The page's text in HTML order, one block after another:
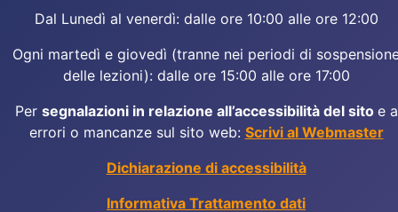
Dal Lunedì al venerdì: dalle ore 10:00 alle ore 12:00
Ogni martedì e giovedì (tranne nei periodi di
delle lezioni): dalle ore 15:00 alle ore 17:00
Per segnalazioni in relazione all’accessibilità del sito e a
errori o mancanze sul sito web: Scrivi al Webmaster
Dichiarazione di accessibilità
Informativa Trattamento dati